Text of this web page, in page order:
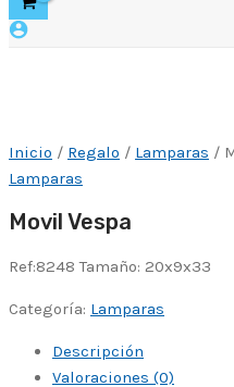
Inicio / Regalo / Lamparas /
Lamparas
Movil Vespa
Ref:8248 Tamaño: 20x9x33
Categoría: Lamparas
Descripción
Valoraciones (0)